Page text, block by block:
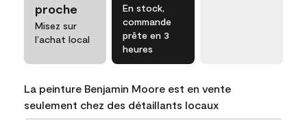
proche
Misez sur
l’achat local
En stock,
commande
prête en 3
heures
La peinture Benjamin Moore est en vente
seulement chez des détaillants locaux